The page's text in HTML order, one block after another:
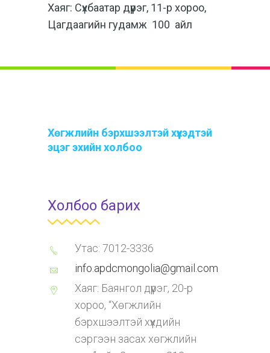
Хаяг: Сүхбаатар дүүрэг, 11-р хороо,
Цагдаагийн гудамж 100 айл
Хөгжлийн бэрхшээлтэй хүүхэдтэй
эцэг эхийн холбоо
Холбоо барих
Утас: 7012-3336
info.apdcmongolia@gmail.com
Хаяг: Баянгол дүүрэг, 20-р
хороо, “Хөгжлийн
бэрхшээлтэй хүүхдийн
сэргээн засах хөгжлийн